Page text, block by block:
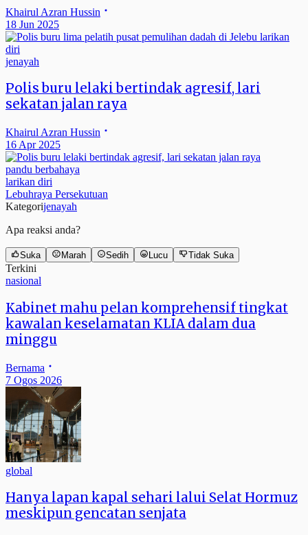
Khairul Azran Hussin
18 Jun 2025
jenayah
Polis buru lelaki bertindak agresif, lari
sekatan jalan raya
Khairul Azran Hussin
16 Apr 2025
pandu berbahaya
larikan diri
Lebuhraya Persekutuan
Kategorijenayah
Apa reaksi anda?
Suka Marah Sedih Lucu Tidak Suka
Terkini
nasional
Kabinet mahu pelan komprehensif tingkat
kawalan keselamatan KLIA dalam dua
minggu
Bernama
7 Ogos 2026
global
Hanya lapan kapal sehari lalui Selat Hormuz
meskipun gencatan senjata